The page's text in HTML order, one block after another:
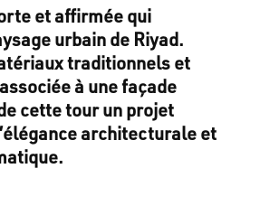
et affirmée qui
urbain de Riyad.
traditionnels et
à une façade
cette tour un projet
architecturale et